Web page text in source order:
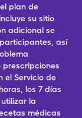
plan de
su sitio
adicional se
así
el Servicio de
los 7 días
la
médicas